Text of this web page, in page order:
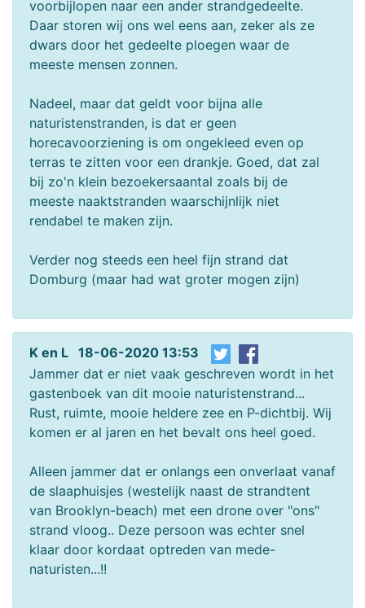
voorbijlopen naar een ander strandgedeelte.
Daar storen wij ons wel eens aan, zeker als ze
dwars door het gedeelte ploegen waar de
meeste mensen zonnen.
Nadeel, maar dat geldt voor bijna alle
naturistenstranden, is dat er geen
horecavoorziening is om ongekleed even op
terras te zitten voor een drankje. Goed, dat zal
bij zo'n klein bezoekersaantal zoals bij de
meeste naaktstranden waarschijnlijk niet
rendabel te maken zijn.
Verder nog steeds een heel fijn strand dat
Domburg (maar had wat groter mogen zijn)
K en L 18-06-2020 13:53
Jammer dat er niet vaak geschreven wordt in het
gastenboek van dit mooie naturistenstrand...
Rust, ruimte, mooie heldere zee en P-dichtbij. Wij
komen er al jaren en het bevalt ons heel goed.
Alleen jammer dat er onlangs een onverlaat vanaf
de slaaphuisjes (westelijk naast de strandtent
van Brooklyn-beach) met een drone over "ons"
strand vloog.. Deze persoon was echter snel
klaar door kordaat optreden van mede-
naturisten...!!